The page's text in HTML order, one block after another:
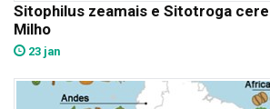
Sitophilus zeamais e Sitotroga
Milho
23 jan